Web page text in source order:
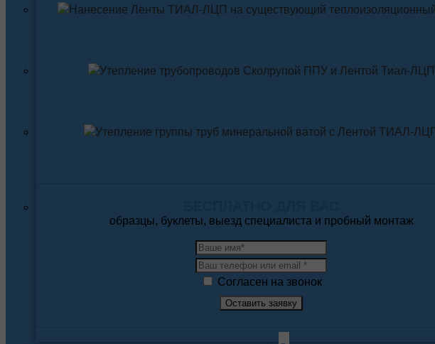
образцы, буклеты, выезд специалиста и пробный монтаж
Согласен на звонок